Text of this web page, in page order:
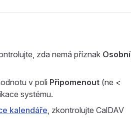
zda nemá příznak Osobní
v poli Připomenout (ne <
systému.
kalendáře , zkontrolujte CalDAV